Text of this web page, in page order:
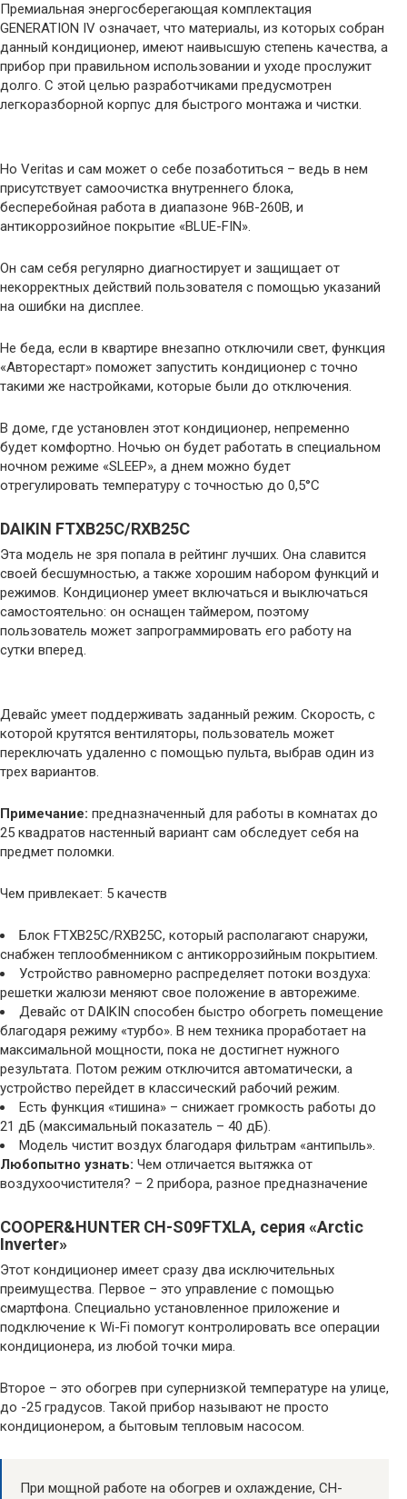
Премиальная энергосберегающая комплектация
GENERATION IV означает, что материалы, из которых собран
данный кондиционер, имеют наивысшую степень качества, а
прибор при правильном использовании и уходе прослужит
долго. С этой целью разработчиками предусмотрен
легкоразборной корпус для быстрого монтажа и чистки.
Но Veritas и сам может о себе позаботиться – ведь в нем
присутствует самоочистка внутреннего блока,
бесперебойная работа в диапазоне 96В-260В, и
антикоррозийное покрытие «BLUE-FIN».
Он сам себя регулярно диагностирует и защищает от
некорректных действий пользователя с помощью указаний
на ошибки на дисплее.
Не беда, если в квартире внезапно отключили свет, функция
«Авторестарт» поможет запустить кондиционер с точно
такими же настройками, которые были до отключения.
В доме, где установлен этот кондиционер, непременно
будет комфортно. Ночью он будет работать в специальном
ночном режиме «SLEEP», а днем можно будет
отрегулировать температуру с точностью до 0,5°С
DAIKIN FTXB25C/RXB25С
Эта модель не зря попала в рейтинг лучших. Она славится
своей бесшумностью, а также хорошим набором функций и
режимов. Кондиционер умеет включаться и выключаться
самостоятельно: он оснащен таймером, поэтому
пользователь может запрограммировать его работу на
сутки вперед.
Девайс умеет поддерживать заданный режим. Скорость, с
которой крутятся вентиляторы, пользователь может
переключать удаленно с помощью пульта, выбрав один из
трех вариантов.
Примечание: предназначенный для работы в комнатах до
25 квадратов настенный вариант сам обследует себя на
предмет поломки.
Чем привлекает: 5 качеств
Блок FTXB25C/RXB25С, который располагают снаружи,
снабжен теплообменником с антикоррозийным покрытием.
Устройство равномерно распределяет потоки воздуха:
решетки жалюзи меняют свое положение в авторежиме.
Девайс от DAIKIN способен быстро обогреть помещение
благодаря режиму «турбо». В нем техника проработает на
максимальной мощности, пока не достигнет нужного
результата. Потом режим отключится автоматически, а
устройство перейдет в классический рабочий режим.
Есть функция «тишина» – снижает громкость работы до
21 дБ (максимальный показатель – 40 дБ).
Модель чистит воздух благодаря фильтрам «антипыль».
Любопытно узнать: Чем отличается вытяжка от
воздухоочистителя? – 2 прибора, разное предназначение
COOPER&HUNTER CH-S09FTXLA, серия «Arctic
Inverter»
Этот кондиционер имеет сразу два исключительных
преимущества. Первое – это управление с помощью
смартфона. Специально установленное приложение и
подключение к Wi-Fi помогут контролировать все операции
кондиционера, из любой точки мира.
Второе – это обогрев при супернизкой температуре на улице,
до -25 градусов. Такой прибор называют не просто
кондиционером, а бытовым тепловым насосом.
При мощной работе на обогрев и охлаждение, CH-